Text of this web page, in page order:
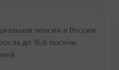
пенсия в России
до 16,6 тысячи